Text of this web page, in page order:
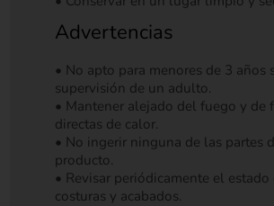
Advertencias
• No apto para menores de 3 años
supervisión de un adulto.
• Mantener alejado del fuego y de
directas de calor.
• No ingerir ninguna de las partes
producto.
• Revisar periódicamente el estado
costuras y acabados.